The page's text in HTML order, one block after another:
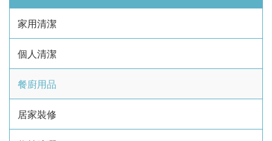
家用清潔
個人清潔
餐廚用品
居家裝修